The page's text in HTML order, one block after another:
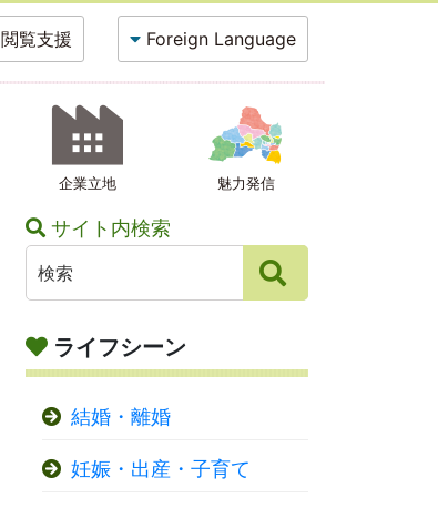
閲覧支援 Foreign Language
企業立地 魅力発信
サイト内検索
ライフシーン
結婚・離婚
妊娠・出産・子育て